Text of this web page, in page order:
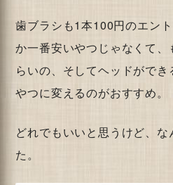
歯ブラシも1本100円のエン
か一番安いやつじゃなくて、
らいの、そしてヘッドがで
やつに変えるのがおすすめ。
どれでもいいと思うけど、
た。